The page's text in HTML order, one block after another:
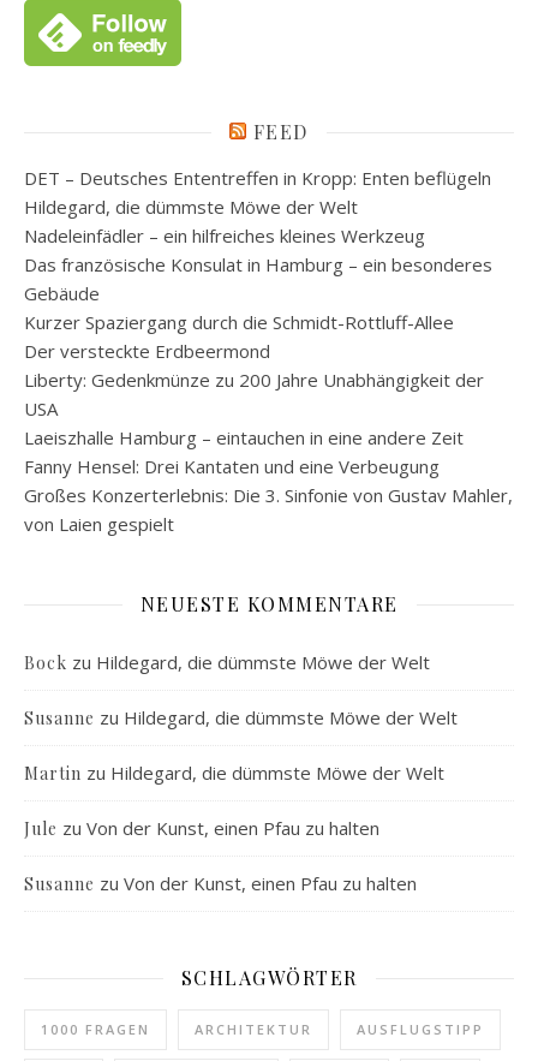
FEED
DET – Deutsches Ententreffen in Kropp: Enten beflügeln
Hildegard, die dümmste Möwe der Welt
Nadeleinfädler – ein hilfreiches kleines Werkzeug
Das französische Konsulat in Hamburg – ein besonderes
Gebäude
Kurzer Spaziergang durch die Schmidt-Rottluff-Allee
Der versteckte Erdbeermond
Liberty: Gedenkmünze zu 200 Jahre Unabhängigkeit der
USA
Laeiszhalle Hamburg – eintauchen in eine andere Zeit
Fanny Hensel: Drei Kantaten und eine Verbeugung
Großes Konzerterlebnis: Die 3. Sinfonie von Gustav Mahler,
von Laien gespielt
NEUESTE KOMMENTARE
Bock zu Hildegard, die dümmste Möwe der Welt
Susanne zu Hildegard, die dümmste Möwe der Welt
Martin zu Hildegard, die dümmste Möwe der Welt
Jule zu Von der Kunst, einen Pfau zu halten
Susanne zu Von der Kunst, einen Pfau zu halten
SCHLAGWÖRTER
1000 FRAGEN ARCHITEKTUR AUSFLUGSTIPP